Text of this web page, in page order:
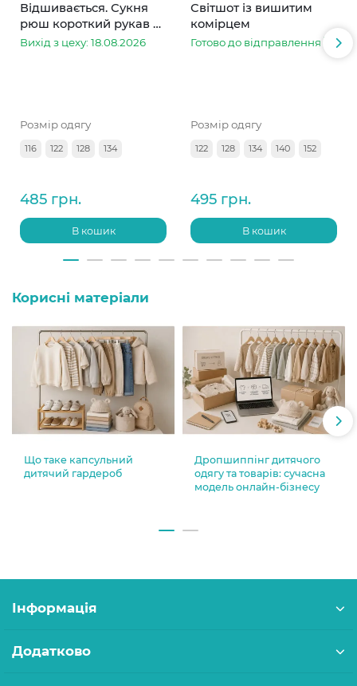
Відшивається. Сукня
рюш короткий рукав з
мереживом синя
Вихід з цеху: 18.08.2026
Розмір одягу
116 122 128 134
485 грн.
В кошик
Світшот із вишитим
комірцем
Готово до відправлення
Розмір одягу
122 128 134 140 152
495 грн.
В кошик
Корисні матеріали
Що таке капсульний
дитячий гардероб
Дропшиппінг дитячого
одягу та товарів: сучасна
модель онлайн-бізнесу
Інформація
Додатково